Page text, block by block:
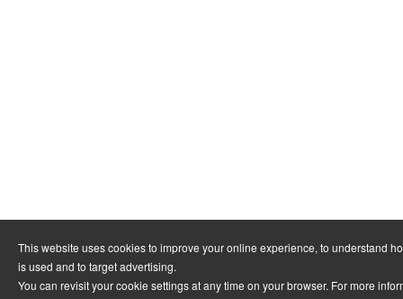
This website uses cookies to improve your online experience, to understand
is used and to target advertising.
You can revisit your cookie settings at any time on your browser. For more